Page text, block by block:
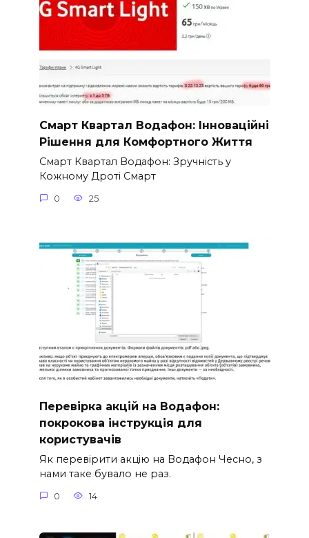
Смарт Квартал Водафон: Інноваційні
Рішення для Комфортного Життя
Смарт Квартал Водафон: Зручність у
Кожному Дроті Смарт
0 25
Перевірка акцій на Водафон:
покрокова інструкція для
користувачів
Як перевірити акцію на Водафон Чесно, з
нами таке бувало не раз.
0 14